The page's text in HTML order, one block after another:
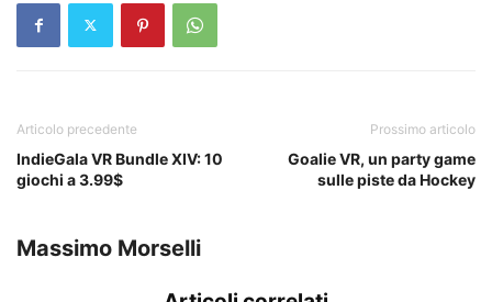
Articolo precedente
IndieGala VR Bundle XIV: 10
giochi a 3.99$
Prossimo articolo
Goalie VR, un party game
sulle piste da Hockey
Massimo Morselli